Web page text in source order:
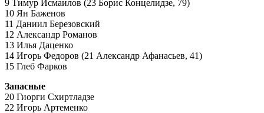
9 Тимур Исмаилов (23 Борис Концелидзе, 79)
10 Ян Баженов
11 Даниил Березовский
12 Александр Романов
13 Илья Даценко
14 Игорь Федоров (21 Александр Афанасьев, 41)
15 Глеб Фарков
Запасные
20 Гиорги Схиртладзе
22 Игорь Артеменко